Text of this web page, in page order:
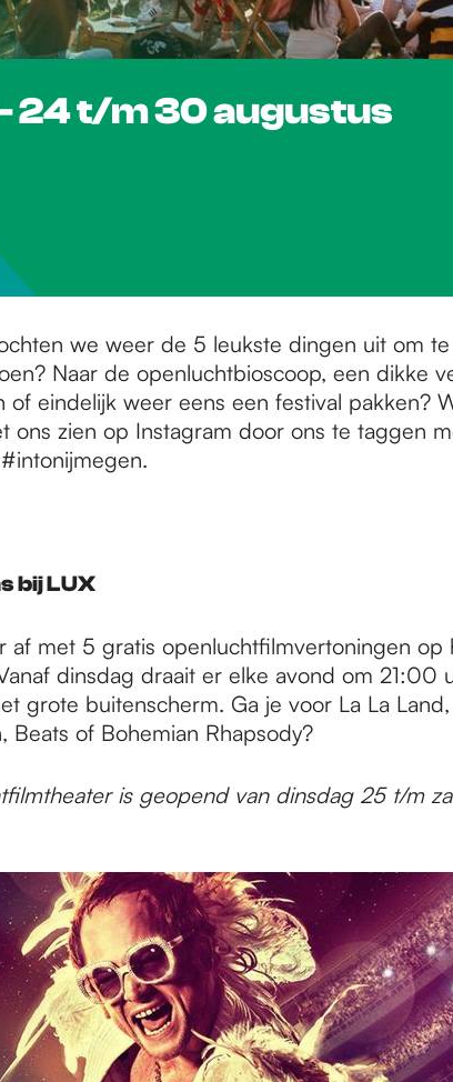
24 t/m 30 augustus
we weer de 5 leukste dingen uit om
Naar de openluchtbioscoop, een dikke
of eindelijk weer eens een festival pakken?
ons zien op Instagram door ons te taggen
bij LUX
af met 5 gratis openluchtfilmvertoningen op
dinsdag draait er elke avond om 21:00
grote buitenscherm. Ga je voor La La
Beats of Bohemian Rhapsody?
is geopend van dinsdag 25 t/m